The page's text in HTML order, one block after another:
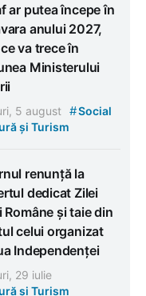
ar putea începe în
anului 2027,
va trece în
Ministerului
5 august #Social
și Turism
renunță la
dedicat Zilei
Române și taie din
celui organizat
Independenței
29 iulie
și Turism